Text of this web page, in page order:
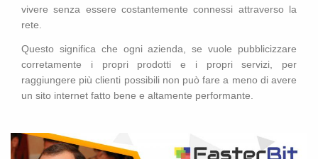
vivere senza essere costantemente connessi attraverso la
rete.
Questo significa che ogni azienda, se vuole pubblicizzare
corretamente i propri prodotti e i propri servizi, per
raggiungere più clienti possibili non può fare a meno di avere
un sito internet fatto bene e altamente performante.